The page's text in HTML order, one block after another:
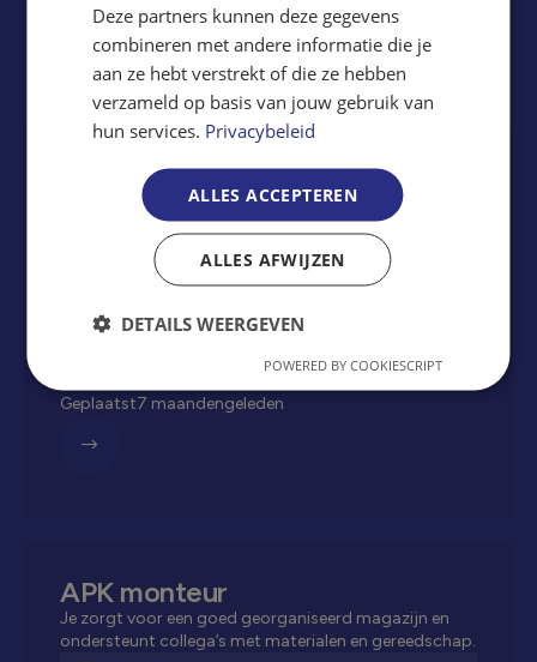
Openstaande vacatures
Word onderdeel van ons team
Diagnosespecialist vrachtwagen
monteur
Je zorgt voor een goed georganiseerd magazijn en
ondersteunt collega’s met materialen en gereedschap.
Geplaatst7 maandengeleden
APK monteur
Je zorgt voor een goed georganiseerd magazijn en
ondersteunt collega’s met materialen en gereedschap.
Deze partners kunnen deze gegevens
combineren met andere informatie die je
aan ze hebt verstrekt of die ze hebben
verzameld op basis van jouw gebruik van
hun services. Privacybeleid
ALLES ACCEPTEREN
ALLES AFWIJZEN
DETAILS WEERGEVEN
POWERED BY COOKIESCRIPT